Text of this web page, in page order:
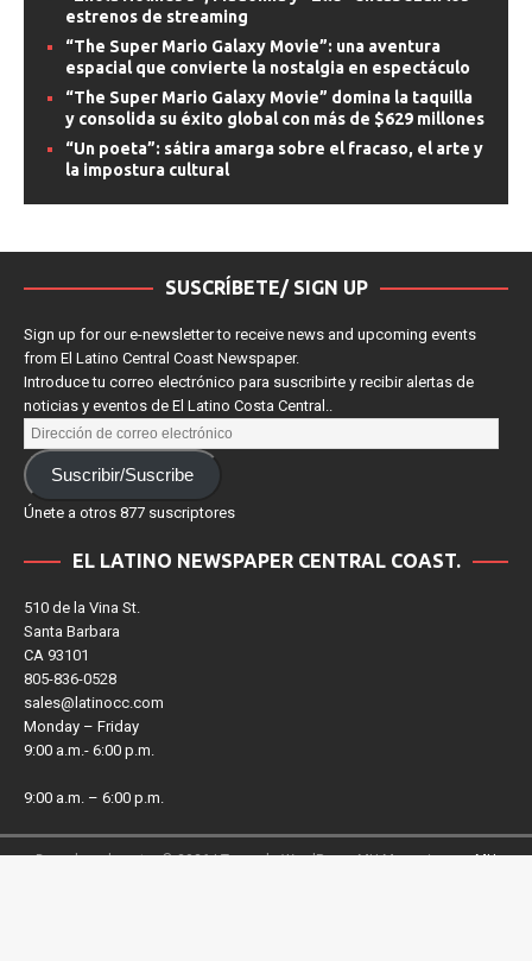
“Enola Holmes 3”, Madonna y “Elle” encabezan los
estrenos de streaming
“The Super Mario Galaxy Movie”: una aventura
espacial que convierte la nostalgia en espectáculo
“The Super Mario Galaxy Movie” domina la taquilla
y consolida su éxito global con más de $629 millones
“Un poeta”: sátira amarga sobre el fracaso, el arte y
la impostura cultural
SUSCRÍBETE/ SIGN UP
Sign up for our e-newsletter to receive news and upcoming events
from El Latino Central Coast Newspaper.
Introduce tu correo electrónico para suscribirte y recibir alertas de
noticias y eventos de El Latino Costa Central..
Únete a otros 877 suscriptores
510 de la Vina St.
Santa Barbara
CA 93101
805-836-0528
sales@latinocc.com
Monday – Friday
9:00 a.m.- 6:00 p.m.
9:00 a.m. – 6:00 p.m.